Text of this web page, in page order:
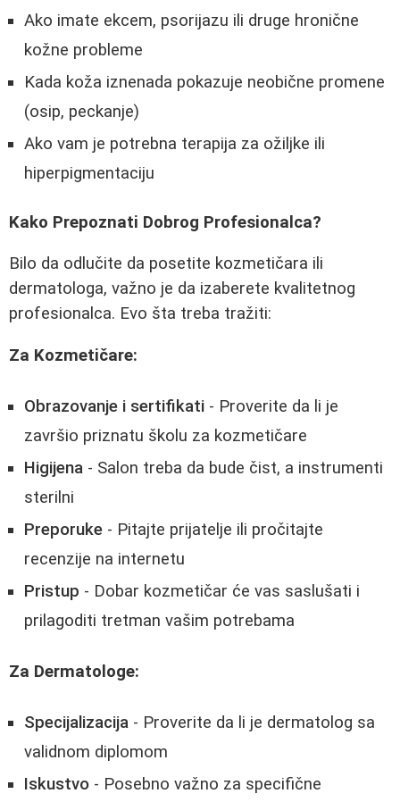
Ako imate ekcem, psorijazu ili druge hronične
kožne probleme
Kada koža iznenada pokazuje neobične promene
(osip, peckanje)
Ako vam je potrebna terapija za ožiljke ili
hiperpigmentaciju
Kako Prepoznati Dobrog Profesionalca?
Bilo da odlučite da posetite kozmetičara ili
dermatologa, važno je da izaberete kvalitetnog
profesionalca. Evo šta treba tražiti:
Za Kozmetičare:
Obrazovanje i sertifikati - Proverite da li je
završio priznatu školu za kozmetičare
Higijena - Salon treba da bude čist, a instrumenti
sterilni
Preporuke - Pitajte prijatelje ili pročitajte
recenzije na internetu
Pristup - Dobar kozmetičar će vas saslušati i
prilagoditi tretman vašim potrebama
Za Dermatologe:
Specijalizacija - Proverite da li je dermatolog sa
validnom diplomom
Iskustvo - Posebno važno za specifične